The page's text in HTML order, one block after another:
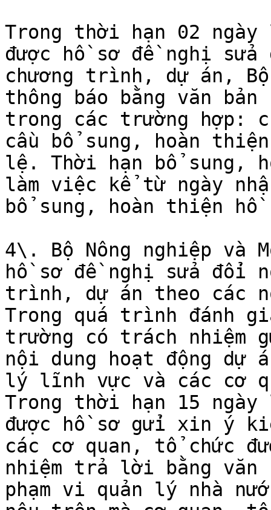
Trong thời hạn 02
được hồ sơ đề nghị
chương trình, dự án,
thông báo bằng văn
trong các trường hợp:
cầu bổ sung, hoàn
lệ. Thời hạn bổ sung,
làm việc kể từ ngày
bổ sung, hoàn thiện hồ
4\. Bộ Nông nghiệp và
hồ sơ đề nghị sửa đổi
trình, dự án theo các
Trong quá trình đánh
trường có trách nhiệm
nội dung hoạt động dự
lý lĩnh vực và các cơ
Trong thời hạn 15
được hồ sơ gửi xin ý
các cơ quan, tổ chức
nhiệm trả lời bằng văn
phạm vi quản lý nhà